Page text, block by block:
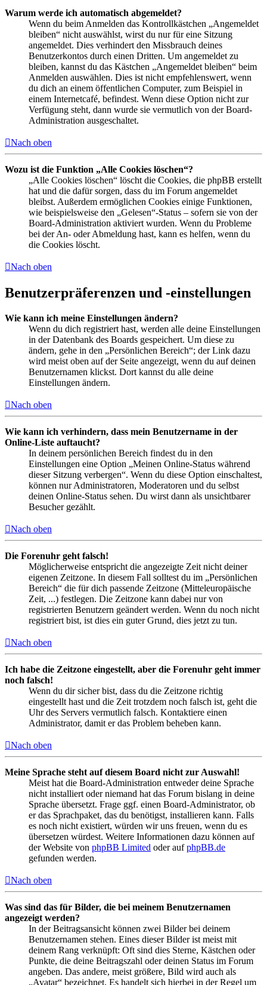
Warum werde ich automatisch abgemeldet?
Wenn du beim Anmelden das Kontrollkästchen „Angemeldet
bleiben“ nicht auswählst, wirst du nur für eine Sitzung
angemeldet. Dies verhindert den Missbrauch deines
Benutzerkontos durch einen Dritten. Um angemeldet zu
bleiben, kannst du das Kästchen „Angemeldet bleiben“ beim
Anmelden auswählen. Dies ist nicht empfehlenswert, wenn
du dich an einem öffentlichen Computer, zum Beispiel in
einem Internetcafé, befindest. Wenn diese Option nicht zur
Verfügung steht, dann wurde sie vermutlich von der Board-
Administration ausgeschaltet.
Nach oben
Wozu ist die Funktion „Alle Cookies löschen“?
„Alle Cookies löschen“ löscht die Cookies, die phpBB erstellt
hat und die dafür sorgen, dass du im Forum angemeldet
bleibst. Außerdem ermöglichen Cookies einige Funktionen,
wie beispielsweise den „Gelesen“-Status – sofern sie von der
Board-Administration aktiviert wurden. Wenn du Probleme
bei der An- oder Abmeldung hast, kann es helfen, wenn du
die Cookies löscht.
Nach oben
Benutzerpräferenzen und -einstellungen
Wie kann ich meine Einstellungen ändern?
Wenn du dich registriert hast, werden alle deine Einstellungen
in der Datenbank des Boards gespeichert. Um diese zu
ändern, gehe in den „Persönlichen Bereich“; der Link dazu
wird meist oben auf der Seite angezeigt, wenn du auf deinen
Benutzernamen klickst. Dort kannst du alle deine
Einstellungen ändern.
Nach oben
Wie kann ich verhindern, dass mein Benutzername in der
Online-Liste auftaucht?
In deinem persönlichen Bereich findest du in den
Einstellungen eine Option „Meinen Online-Status während
dieser Sitzung verbergen“. Wenn du diese Option einschaltest,
können nur Administratoren, Moderatoren und du selbst
deinen Online-Status sehen. Du wirst dann als unsichtbarer
Besucher gezählt.
Nach oben
Die Forenuhr geht falsch!
Möglicherweise entspricht die angezeigte Zeit nicht deiner
eigenen Zeitzone. In diesem Fall solltest du im „Persönlichen
Bereich“ die für dich passende Zeitzone (Mitteleuropäische
Zeit, ...) festlegen. Die Zeitzone kann dabei nur von
registrierten Benutzern geändert werden. Wenn du noch nicht
registriert bist, ist dies ein guter Grund, dies jetzt zu tun.
Nach oben
Ich habe die Zeitzone eingestellt, aber die Forenuhr geht immer
noch falsch!
Wenn du dir sicher bist, dass du die Zeitzone richtig
eingestellt hast und die Zeit trotzdem noch falsch ist, geht die
Uhr des Servers vermutlich falsch. Kontaktiere einen
Administrator, damit er das Problem beheben kann.
Nach oben
Meine Sprache steht auf diesem Board nicht zur Auswahl!
Meist hat die Board-Administration entweder deine Sprache
nicht installiert oder niemand hat das Forum bislang in deine
Sprache übersetzt. Frage ggf. einen Board-Administrator, ob
er das Sprachpaket, das du benötigst, installieren kann. Falls
es noch nicht existiert, würden wir uns freuen, wenn du es
übersetzen würdest. Weitere Informationen dazu können auf
der Website von phpBB Limited oder aufphpBB.de
gefunden werden.
Nach oben
Was sind das für Bilder, die bei meinem Benutzernamen
angezeigt werden?
In der Beitragsansicht können zwei Bilder bei deinem
Benutzernamen stehen. Eines dieser Bilder ist meist mit
deinem Rang verknüpft: Oft sind dies Sterne, Kästchen oder
Punkte, die deine Beitragszahl oder deinen Status im Forum
angeben. Das andere, meist größere, Bild wird auch als
„Avatar“ bezeichnet. Es handelt sich hierbei in der Regel um